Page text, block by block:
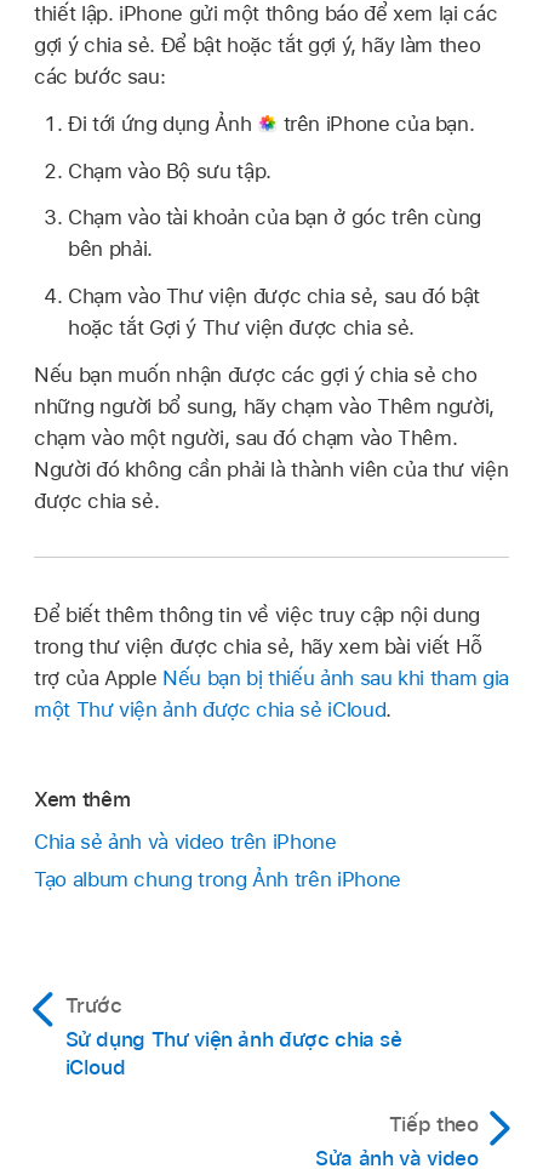
thiết lập. iPhone gửi một thông báo để xem lại các
gợi ý chia sẻ. Để bật hoặc tắt gợi ý, hãy làm theo
các bước sau:
Đi tới ứng dụng Ảnh
trên iPhone của bạn.
Chạm vào Bộ sưu tập.
Chạm vào tài khoản của bạn ở góc trên cùng
bên phải.
Chạm vào Thư viện được chia sẻ, sau đó bật
hoặc tắt Gợi ý Thư viện được chia sẻ.
Nếu bạn muốn nhận được các gợi ý chia sẻ cho
những người bổ sung, hãy chạm vào Thêm người,
chạm vào một người, sau đó chạm vào Thêm.
Người đó không cần phải là thành viên của thư viện
được chia sẻ.
Để biết thêm thông tin về việc truy cập nội dung
trong thư viện được chia sẻ, hãy xem bài viết Hỗ
trợ của Apple Nếu bạn bị thiếu ảnh sau khi tham gia
một Thư viện ảnh được chia sẻ iCloud.
Xem thêm
Chia sẻ ảnh và video trên iPhone
Tạo album chung trong Ảnh trên iPhone
Trước
Sử dụng Thư viện ảnh được chia sẻ
iCloud
Tiếp theo
Sửa ảnh và video